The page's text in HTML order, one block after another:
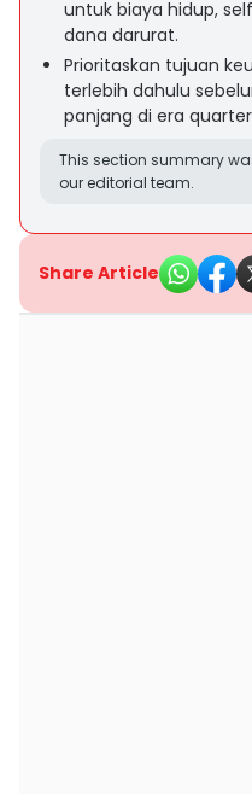
untuk biaya hidup,
dana darurat.
Prioritaskan tujuan
terlebih dahulu
panjang di era
This section summary
our editorial team.
Share Article